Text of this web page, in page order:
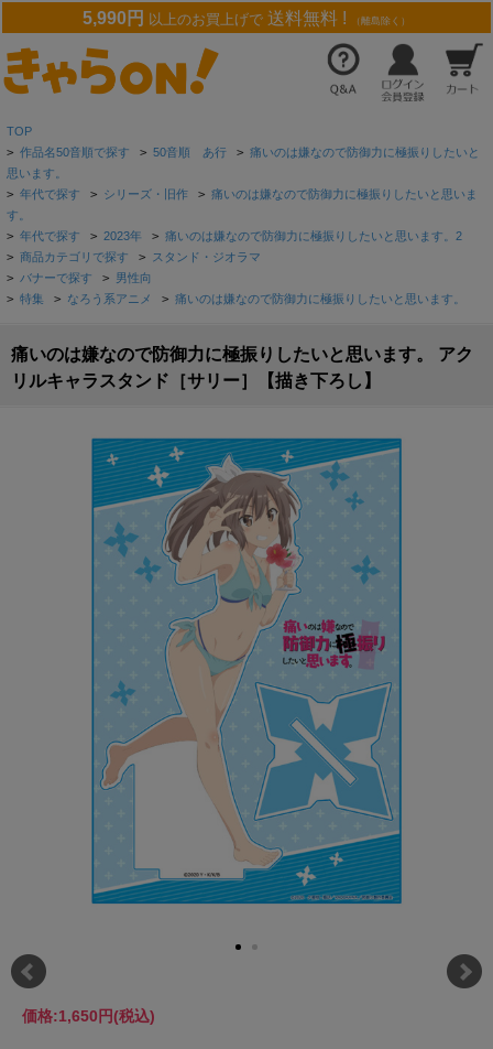
5,990円 以上のお買上げで 送料無料 ! （離島除く）
TOP
> 作品名50音順で探す > 50音順 あ行 > 痛いのは嫌なので防御力に極振りしたいと
思います。
> 年代で探す > シリーズ・旧作 > 痛いのは嫌なので防御力に極振りしたいと思いま
す。
> 年代で探す > 2023年 > 痛いのは嫌なので防御力に極振りしたいと思います。2
> 商品カテゴリで探す > スタンド・ジオラマ
> バナーで探す > 男性向
> 特集 > なろう系アニメ > 痛いのは嫌なので防御力に極振りしたいと思います。
痛いのは嫌なので防御力に極振りしたいと思います。 アク
リルキャラスタンド［サリー］【描き下ろし】
価格:1,650円(税込)